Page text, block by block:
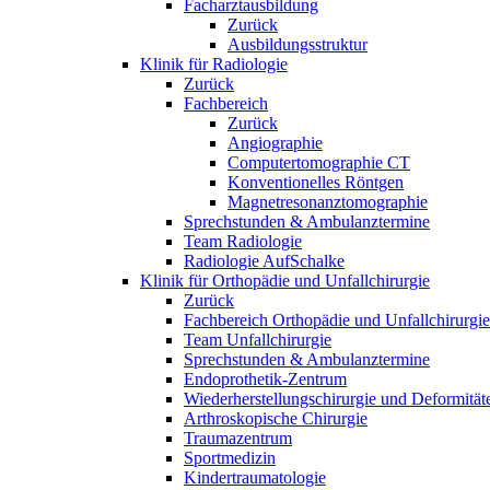
Facharztausbildung
Zurück
Ausbildungsstruktur
Klinik für Radiologie
Zurück
Fachbereich
Zurück
Angiographie
Computertomographie CT
Konventionelles Röntgen
Magnetresonanztomographie
Sprechstunden & Ambulanztermine
Team Radiologie
Radiologie AufSchalke
Klinik für Orthopädie und Unfallchirurgie
Zurück
Fachbereich Orthopädie und Unfallchirurgie
Team Unfallchirurgie
Sprechstunden & Ambulanztermine
Endoprothetik-Zentrum
Wiederherstellungschirurgie und
Arthroskopische Chirurgie
Traumazentrum
Sportmedizin
Kindertraumatologie